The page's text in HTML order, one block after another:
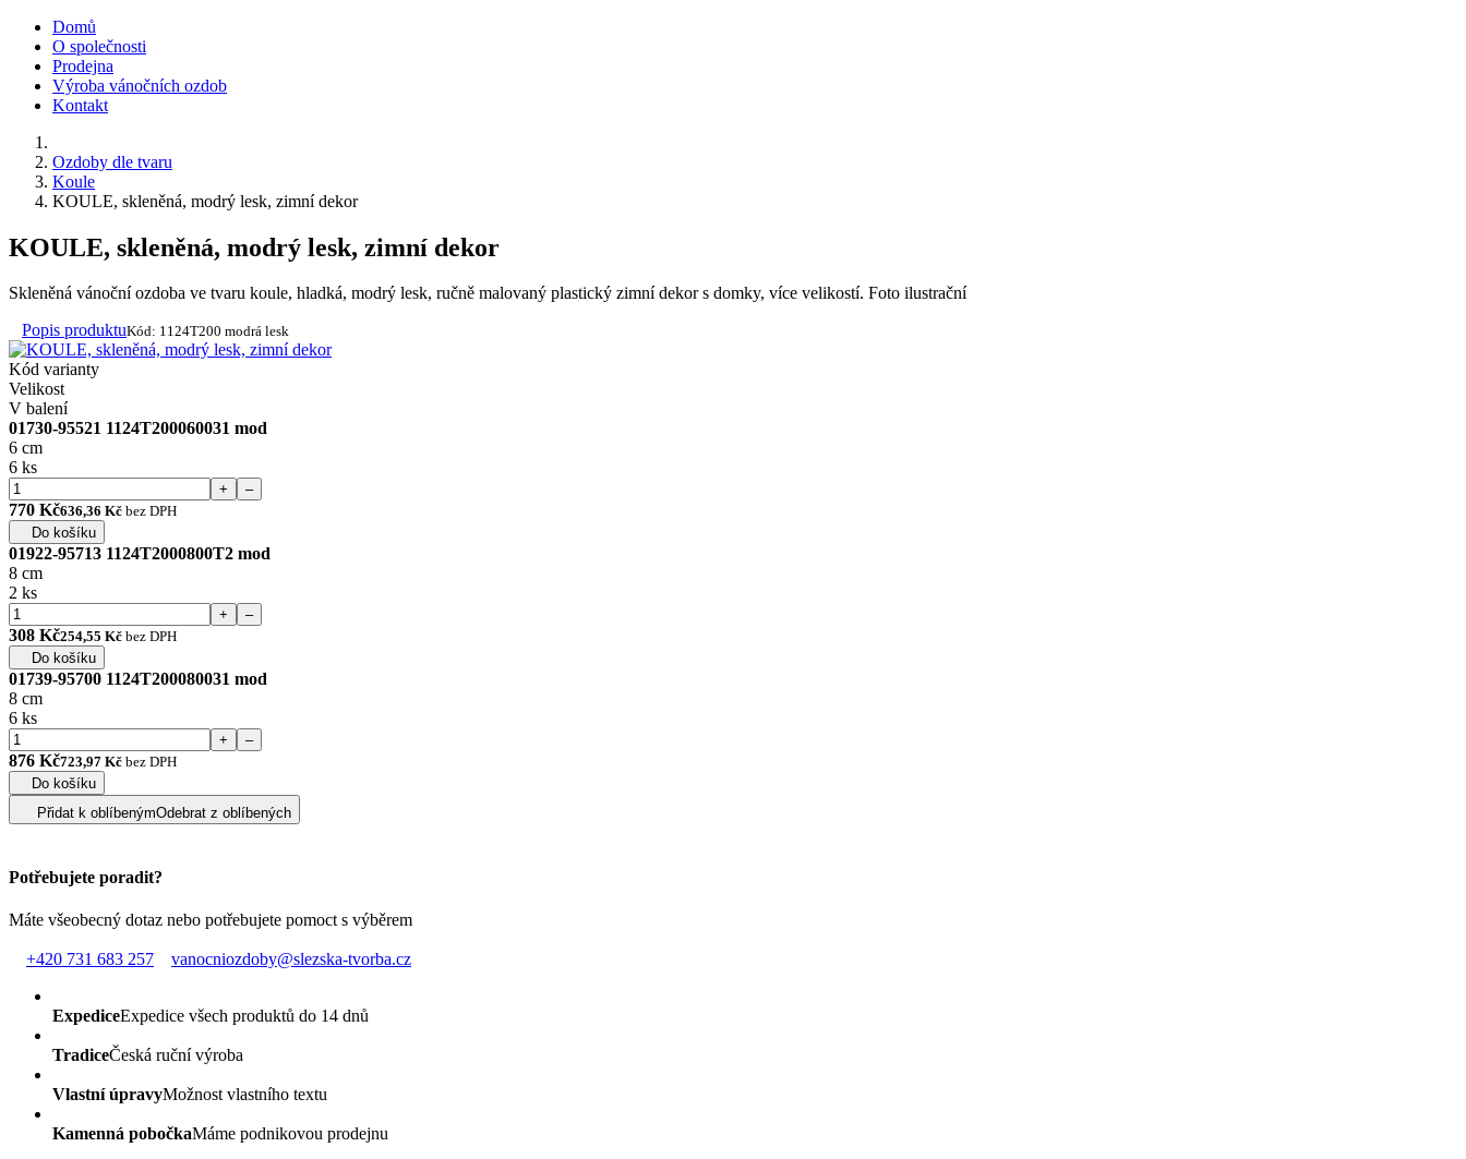
Domů
O společnosti
Prodejna
Výroba vánočních ozdob
Kontakt
Ozdoby dle tvaru
Koule
KOULE, skleněná, modrý lesk, zimní dekor
KOULE, skleněná, modrý lesk, zimní dekor
Skleněná vánoční ozdoba ve tvaru koule, hladká, modrý lesk, ručně malovaný plastický zimní dekor s domky, více velikostí. Foto ilustrační
Popis produktuKód: 1124T200 modrá lesk
Kód varianty
Velikost
V balení
01730-95521 1124T200060031 mod
6 cm
6 ks
+ –
770 Kč636,36 Kč bez DPH
Do košíku
01922-95713 1124T2000800T2 mod
8 cm
2 ks
+ –
308 Kč254,55 Kč bez DPH
Do košíku
01739-95700 1124T200080031 mod
8 cm
6 ks
+ –
876 Kč723,97 Kč bez DPH
Do košíku
Přidat k oblíbenýmOdebrat z oblíbených
Potřebujete poradit?
Máte všeobecný dotaz nebo potřebujete pomoct s výběrem
+420 731 683 257 vanocniozdoby@slezska-tvorba.cz
ExpediceExpedice všech produktů do 14 dnů
TradiceČeská ruční výroba
Vlastní úpravyMožnost vlastního textu
Kamenná pobočkaMáme podnikovou prodejnu